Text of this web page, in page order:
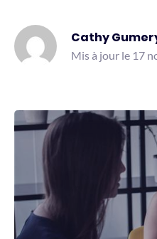
Cathy
Mis à jour le 17